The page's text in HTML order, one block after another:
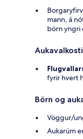
mann, á
börn yngri
fyrir hvert
Börn og
Vöggur/
Aukarúm